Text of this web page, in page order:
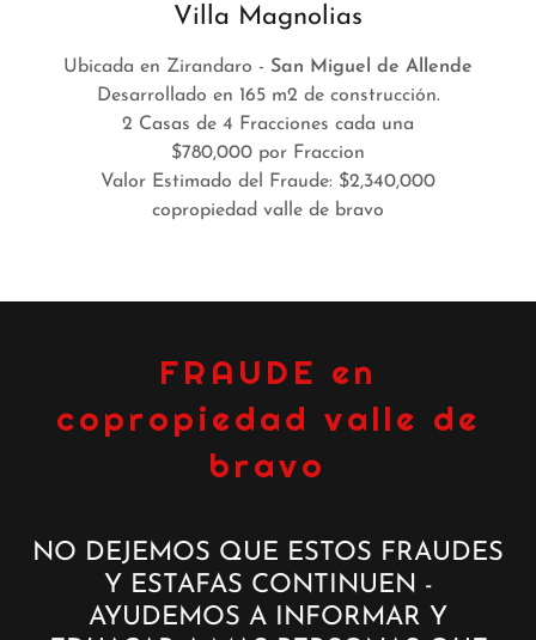
Villa Magnolias
Ubicada en Zirandaro - San Miguel de Allende
Desarrollado en 165 m2 de construcción.
2 Casas de 4 Fracciones cada una
$780,000 por Fraccion
Valor Estimado del Fraude: $2,340,000
copropiedad valle de bravo
FRAUDE en
copropiedad valle de
bravo
NO DEJEMOS QUE ESTOS FRAUDES
Y ESTAFAS CONTINUEN -
AYUDEMOS A INFORMAR Y